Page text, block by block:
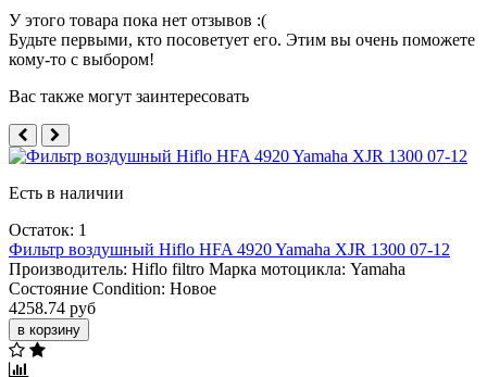
У этого товара пока нет отзывов :(
Будьте первыми, кто посоветует его. Этим вы очень поможете
кому-то с выбором!
Вас также могут заинтересовать
Есть в наличии
Остаток: 1
Фильтр воздушный Hiflo HFA 4920 Yamaha XJR 1300 07-12
Производитель: Hiflo filtro Марка мотоцикла: Yamaha
Состояние Condition: Новое
4258.74 руб
в корзину